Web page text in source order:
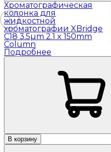
Хроматографическая
колонка для
жидкостной
хроматографии XBridge
C18 3.5µm 2.1 x 150mm
Column
Подробнее
В корзину